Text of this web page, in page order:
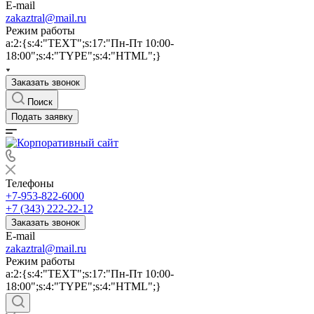
E-mail
zakaztral@mail.ru
Режим работы
a:2:{s:4:"TEXT";s:17:"Пн-Пт 10:00-
18:00";s:4:"TYPE";s:4:"HTML";}
Заказать звонок
Поиск
Подать заявку
Телефоны
+7-953-822-6000
+7 (343) 222-22-12
Заказать звонок
E-mail
zakaztral@mail.ru
Режим работы
a:2:{s:4:"TEXT";s:17:"Пн-Пт 10:00-
18:00";s:4:"TYPE";s:4:"HTML";}